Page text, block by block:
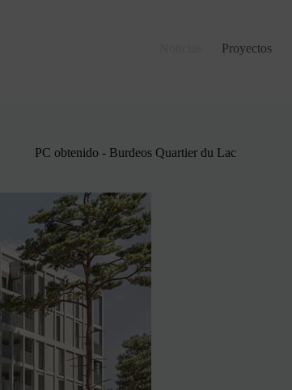
Proyectos
PC obtenido - Burdeos Quartier du Lac